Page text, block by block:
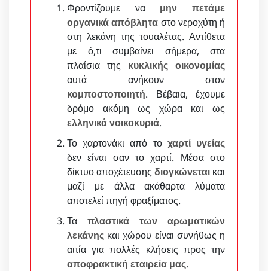
Φροντίζουμε να μην πετάμε
οργανικά απόβλητα στο νεροχύτη ή
στη λεκάνη της τουαλέτας. Αντίθετα
με ό,τι συμβαίνει σήμερα, στα
πλαίσια της κυκλικής οικονομίας
αυτά ανήκουν στον
κομποστοποιητή. Βέβαια, έχουμε
δρόμο ακόμη ως χώρα και ως
ελληνικά νοικοκυριά.
Το χαρτονάκι από το χαρτί υγείας
δεν είναι σαν το χαρτί. Μέσα στο
δίκτυο αποχέτευσης διογκώνεται και
μαζί με άλλα ακάθαρτα λύματα
αποτελεί πηγή φραξίματος.
Τα πλαστικά των αρωματικών
λεκάνης και χώρου είναι συνήθως η
αιτία για πολλές κλήσεις προς την
αποφρακτική εταιρεία μας.